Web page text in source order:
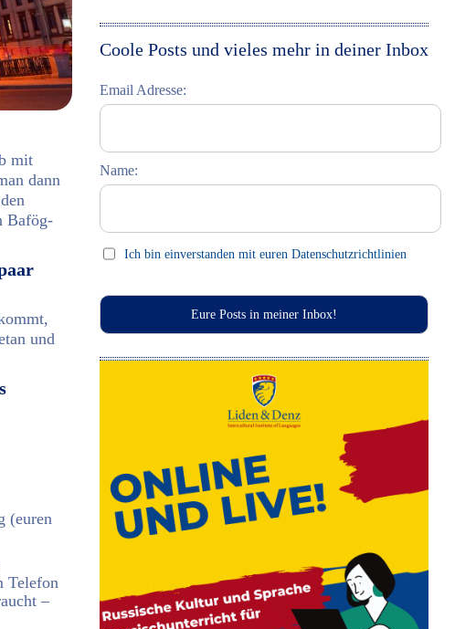
mit
dann
Bafög-
und
(euren
Telefon
–
Discover Moscow
Celebrations (праздники)
Press clips
Italiano
Coole Posts und vieles mehr in deiner Inbox
Email Adresse:
Name:
Ich bin einverstanden mit euren Datenschutzrichtlinien